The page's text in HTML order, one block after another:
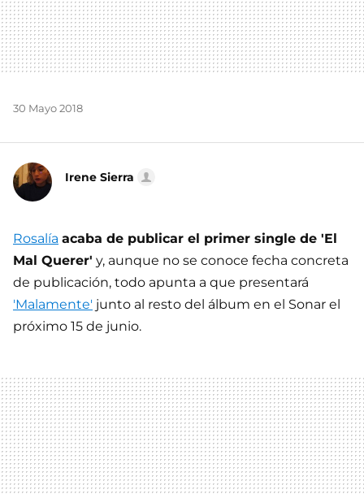
30 Mayo 2018
Irene Sierra
Rosalía acaba de publicar el primer single de 'El
Mal Querer' y, aunque no se conoce fecha concreta
de publicación, todo apunta a que presentará
'Malamente' junto al resto del álbum en el Sonar el
próximo 15 de junio.